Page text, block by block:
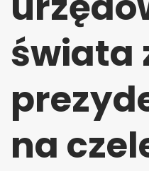
świata
na